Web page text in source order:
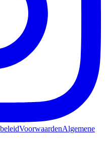
VoorwaardenAlgemene